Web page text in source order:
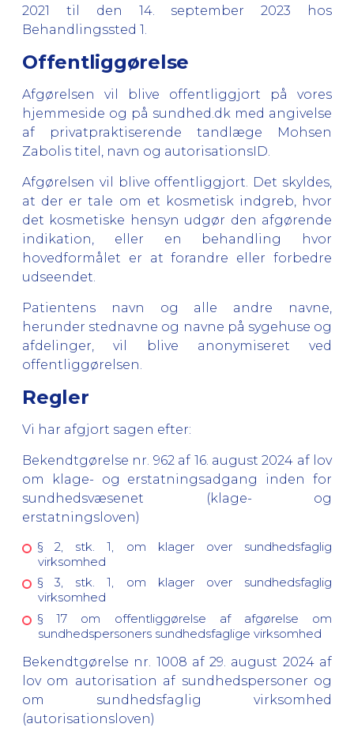
2021 til den 14. september 2023 hos
Behandlingssted 1.
Offentliggørelse
Afgørelsen vil blive offentliggjort på vores
hjemmeside og på sundhed.dk med angivelse
af privatpraktiserende tandlæge Mohsen
Zabolis titel, navn og autorisationsID.
Afgørelsen vil blive offentliggjort. Det skyldes,
at der er tale om et kosmetisk indgreb, hvor
det kosmetiske hensyn udgør den afgørende
indikation, eller en behandling hvor
hovedformålet er at forandre eller forbedre
udseendet.
Patientens navn og alle andre navne,
herunder stednavne og navne på sygehuse og
afdelinger, vil blive anonymiseret ved
offentliggørelsen.
Regler
Vi har afgjort sagen efter:
Bekendtgørelse nr. 962 af 16. august 2024 af lov
om klage- og erstatningsadgang inden for
sundhedsvæsenet (klage- og
erstatningsloven)
§ 2, stk. 1, om klager over sundhedsfaglig
virksomhed
§ 3, stk. 1, om klager over sundhedsfaglig
virksomhed
§ 17 om offentliggørelse af afgørelse om
sundhedspersoners sundhedsfaglige virksomhed
Bekendtgørelse nr. 1008 af 29. august 2024 af
lov om autorisation af sundhedspersoner og
om sundhedsfaglig virksomhed
(autorisationsloven)